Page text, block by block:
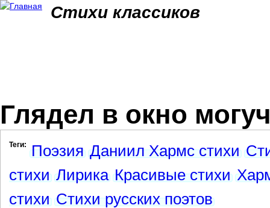
Стихи классиков
Глядел в окно
Теги: Поэзия Даниил Хармс стихи
стихи Лирика Красивые стихи
стихи Стихи русских поэтов